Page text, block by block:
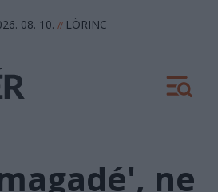
08. 10. //LÖRINC
ne